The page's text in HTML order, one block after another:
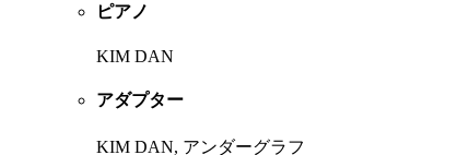
ピアノ
KIM DAN
アダプター
KIM DAN, アンダーグラフ